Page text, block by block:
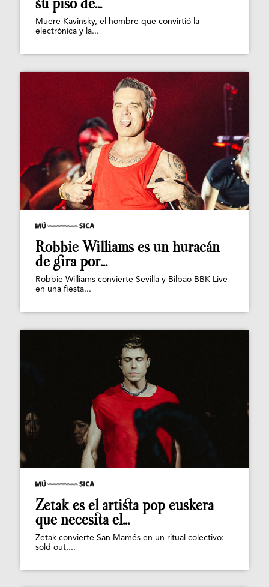
su piso de...
Muere Kavinsky, el hombre que convirtió la
electrónica y la...
Robbie Williams es un huracán
de gira por...
Robbie Williams convierte Sevilla y Bilbao BBK Live
en una fiesta...
Zetak es el artista pop euskera
que necesita el...
Zetak convierte San Mamés en un ritual colectivo:
sold out,...